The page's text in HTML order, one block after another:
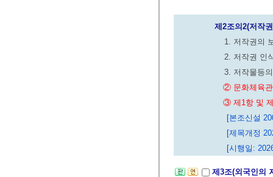
제2조의2(저작
1. 저작권의
2. 저작권 인
3. 저작물등
② 문화체육관
③ 제1항 및
[본조신설
[제목개정
[시행일:
제3조(외국인의